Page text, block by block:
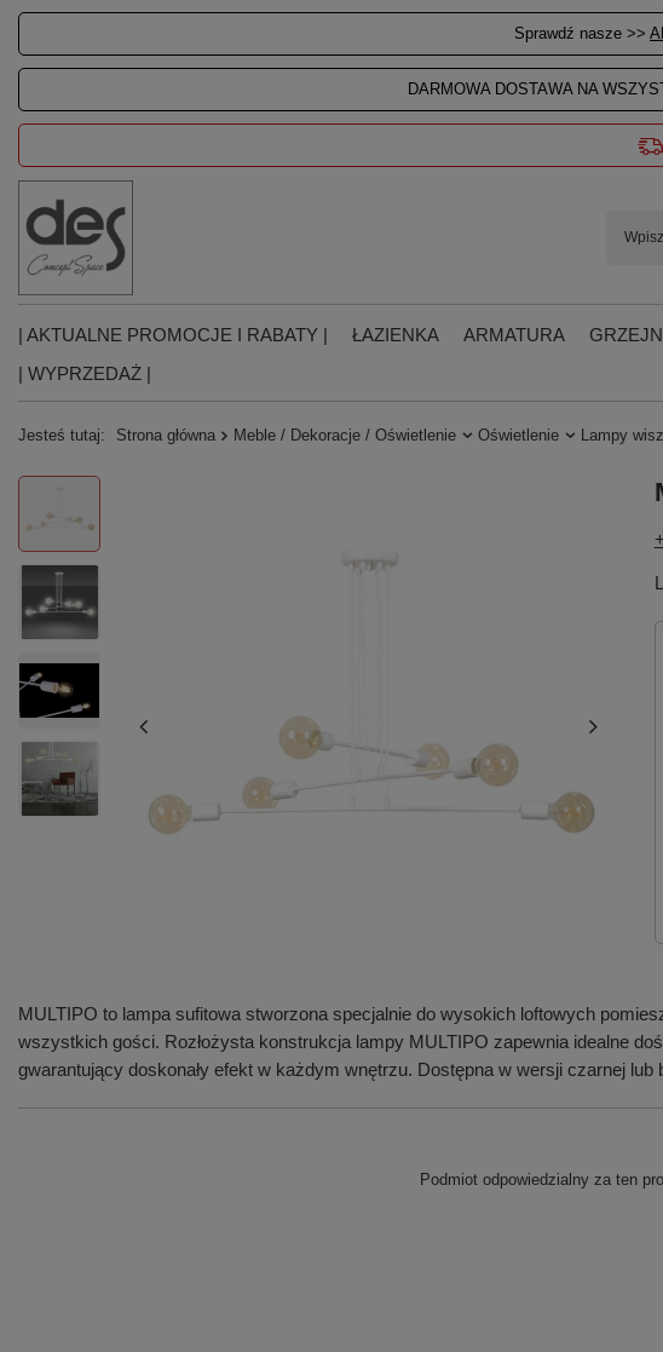
Sprawdź nasze >>
DARMOWA DOSTAWA NA
| AKTUALNE PROMOCJE I RABATY | ŁAZIENKA ARMATURA
| WYPRZEDAŻ |
Jesteś tutaj: Strona główna Meble / Dekoracje / Oświetlenie Oświetlenie Lampy
MULTIPO to lampa sufitowa stworzona specjalnie do wysokich loftowych
wszystkich gości. Rozłożysta konstrukcja lampy MULTIPO zapewnia idealne
gwarantujący doskonały efekt w każdym wnętrzu. Dostępna w wersji czarnej lub
Podmiot odpowiedzialny za ten